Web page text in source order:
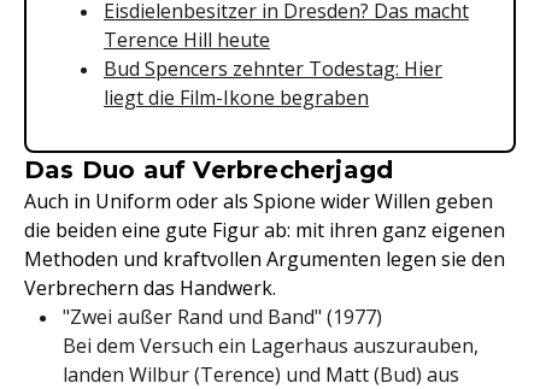
Eisdielenbesitzer in Dresden? Das macht
Terence Hill heute
Bud Spencers zehnter Todestag: Hier
liegt die Film-Ikone begraben
Das Duo auf Verbrecherjagd
Auch in Uniform oder als Spione wider Willen geben
die beiden eine gute Figur ab: mit ihren ganz eigenen
Methoden und kraftvollen Argumenten legen sie den
Verbrechern das Handwerk.
"Zwei außer Rand und Band" (1977)
Bei dem Versuch ein Lagerhaus auszurauben,
landen Wilbur (Terence) und Matt (Bud) aus